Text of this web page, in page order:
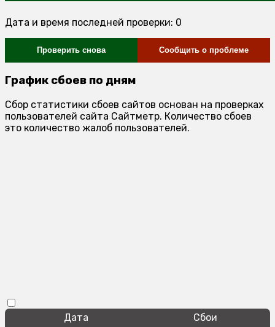
Дата и время последней проверки: 0
Проверить снова Сообщить о проблеме
График сбоев по дням
Сбор статистики сбоев сайтов основан на проверках
пользователей сайта Сайтметр. Количество сбоев
это количество жалоб пользователей.
Дата
Сбои